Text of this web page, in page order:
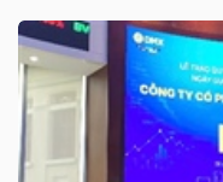
PHÂN
TÍCH
VIETSTOCKFINANCE